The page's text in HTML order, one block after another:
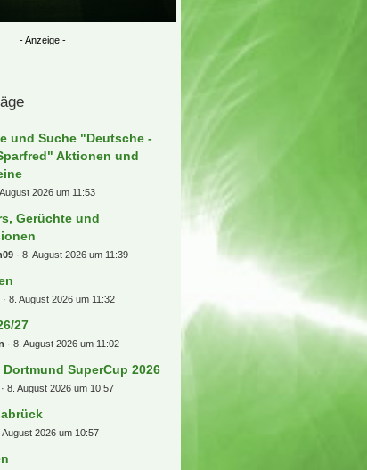
und Suche "Deutsche -
Aktionen und
2026 um 11:53
Gerüchte und
8. August 2026 um 11:39
8. August 2026 um 11:32
27
8. August 2026 um 11:02
Dortmund SuperCup 2026
8. August 2026 um 10:57
August 2026 um 10:57